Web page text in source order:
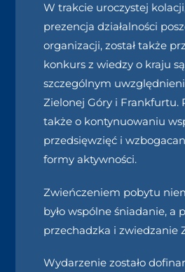
W trakcie uroczystej
prezencja działalności
organizacji, został także
konkurs z wiedzy o kraju
szczególnym
Zielonej Góry i Frankfurtu.
także o kontynuowaniu
przedsięwzięć i
formy aktywności.
Zwieńczeniem pobytu
było wspólne śniadanie, a
przechadzka i zwiedzanie
Wydarzenie zostało